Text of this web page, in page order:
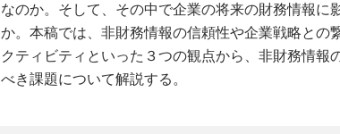
なのか。そして、その中で企業の将来の財務情報に
か。本稿では、非財務情報の信頼性や企業戦略との
クティビティといった３つの観点から、非財務情報
べき課題について解説する。